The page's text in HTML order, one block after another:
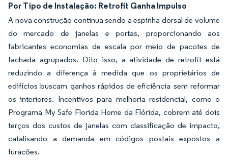
Por Tipo de Instalação: Retrofit Ganha Impulso
A nova construção continua sendo a espinha dorsal de volume
do mercado de janelas e portas, proporcionando aos
fabricantes economias de escala por meio de pacotes de
fachada agrupados. Dito isso, a atividade de retrofit está
reduzindo a diferença à medida que os proprietários de
edifícios buscam ganhos rápidos de eficiência sem reformar
os interiores. Incentivos para melhoria residencial, como o
Programa My Safe Florida Home da Flórida, cobrem até dois
terços dos custos de janelas com classificação de impacto,
catalisando a demanda em códigos postais expostos a
furacões.